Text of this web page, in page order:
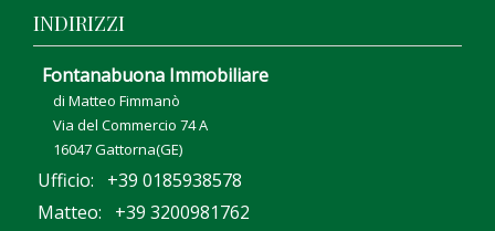
INDIRIZZI
Fontanabuona Immobiliare
di Matteo Fimmanò
Via del Commercio 74 A
16047 Gattorna(GE)
Ufficio: +39 0185938578
Matteo: +39 3200981762